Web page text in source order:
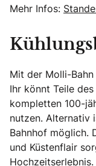
Mehr Infos:
Mit der Molli-
Ihr könnt Teile
kompletten 100-
nutzen. Alternativ
Bahnhof möglich.
und Küstenflair
Hochzeitserlebnis.